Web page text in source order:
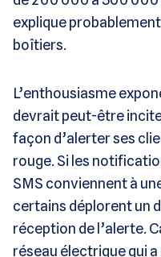
explique
boîtiers.
L’enthousiasme
devrait peut-être
façon d’alerter ses
rouge. Si les
SMS conviennent à
certains déplorent un
réception de l’alerte.
réseau électrique qui